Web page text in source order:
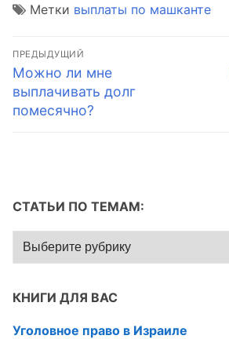
Метки выплаты по машканте
Навигация
по
записям
ПРЕДЫДУЩИЙ
Предыдущая
запись:
Можно ли мне
выплачивать долг
помесячно?
СТАТЬИ ПО ТЕМАМ:
Статьи
по
КНИГИ ДЛЯ ВАС
Уголовное право в Израиле